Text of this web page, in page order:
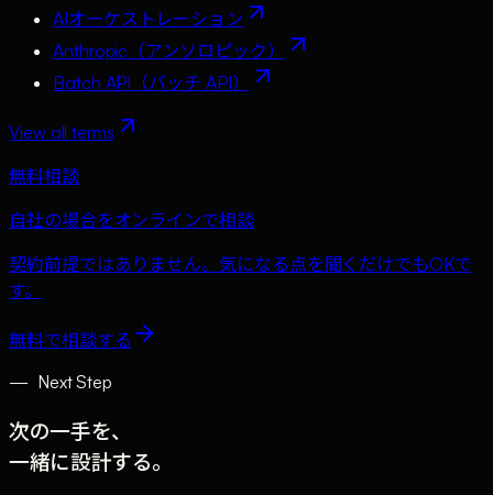
AIオーケストレーション
Anthropic（アンソロピック）
Batch API（バッチ API）
View all terms
無料相談
自社の場合をオンラインで相談
契約前提ではありません。気になる点を聞くだけでもOKで
す。
無料で相談する
—Next Step
次の一手を、
一緒に設計する。